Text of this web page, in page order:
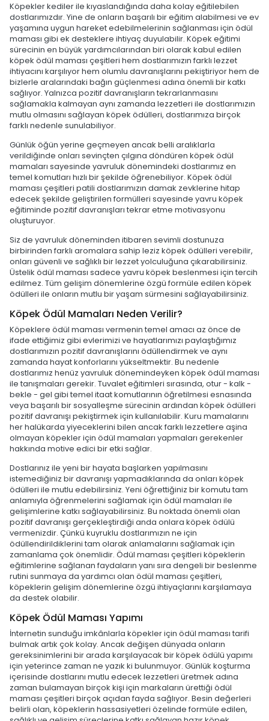
Köpekler kediler ile kıyaslandığında daha kolay eğitilebilen
dostlarımızdır. Yine de onların başarılı bir eğitim alabilmesi ve ev
yaşamına uygun hareket edebilmelerinin sağlanması için ödül
maması gibi ek desteklere ihtiyaç duyulabilir. Köpek eğitimi
sürecinin en büyük yardımcılarından biri olarak kabul edilen
köpek ödül maması çeşitleri hem dostlarımızın farklı lezzet
ihtiyacını karşılıyor hem olumlu davranışlarını pekiştiriyor hem de
bizlerle aralarındaki bağın güçlenmesi adına önemli bir katkı
sağlıyor. Yalnızca pozitif davranışların tekrarlanmasını
sağlamakla kalmayan aynı zamanda lezzetleri ile dostlarımızın
mutlu olmasını sağlayan köpek ödülleri, dostlarımıza birçok
farklı nedenle sunulabiliyor.
Günlük öğün yerine geçmeyen ancak belli aralıklarla
verildiğinde onları sevinçten çılgına döndüren köpek ödül
mamaları sayesinde yavruluk dönemindeki dostlarımız en
temel komutları hızlı bir şekilde öğrenebiliyor. Köpek ödül
maması çeşitleri patili dostlarımızın damak zevklerine hitap
edecek şekilde geliştirilen formülleri sayesinde yavru köpek
eğitiminde pozitif davranışları tekrar etme motivasyonu
oluşturuyor.
Siz de yavruluk döneminden itibaren sevimli dostunuza
birbirinden farklı aromalara sahip leziz köpek ödülleri verebilir,
onları güvenli ve sağlıklı bir lezzet yolculuğuna çıkarabilirsiniz.
Üstelik ödül maması sadece yavru köpek beslenmesi için tercih
edilmez. Tüm gelişim dönemlerine özgü formüle edilen köpek
ödülleri ile onların mutlu bir yaşam sürmesini sağlayabilirsiniz.
Köpek Ödül Mamaları Neden Verilir?
Köpeklere ödül maması vermenin temel amacı az önce de
ifade ettiğimiz gibi evlerimizi ve hayatlarımızı paylaştığımız
dostlarımızın pozitif davranışlarını ödüllendirmek ve aynı
zamanda hayat konforlarını yükseltmektir. Bu nedenle
dostlarımız henüz yavruluk dönemindeyken köpek ödül maması
ile tanışmaları gerekir. Tuvalet eğitimleri sırasında, otur - kalk -
bekle - gel gibi temel itaat komutlarının öğretilmesi esnasında
veya başarılı bir sosyalleşme sürecinin ardından köpek ödülleri
pozitif davranışı pekiştirmek için kullanılabilir. Kuru mamalarını
her halükarda yiyeceklerini bilen ancak farklı lezzetlere aşina
olmayan köpekler için ödül mamaları yapmaları gerekenler
hakkında motive edici bir etki sağlar.
Dostlarınız ile yeni bir hayata başlarken yapılmasını
istemediğiniz bir davranışı yapmadıklarında da onları köpek
ödülleri ile mutlu edebilirsiniz. Yeni öğrettiğiniz bir komutu tam
anlamıyla öğrenmelerini sağlamak için ödül mamaları ile
gelişimlerine katkı sağlayabilirsiniz. Bu noktada önemli olan
pozitif davranışı gerçekleştirdiği anda onlara köpek ödülü
vermenizdir. Çünkü kuyruklu dostlarımızın ne için
ödüllendirildiklerini tam olarak anlamalarını sağlamak için
zamanlama çok önemlidir. Ödül maması çeşitleri köpeklerin
eğitimlerine sağlanan faydaların yanı sıra dengeli bir beslenme
rutini sunmaya da yardımcı olan ödül maması çeşitleri,
köpeklerin gelişim dönemlerine özgü ihtiyaçlarını karşılamaya
da destek olabilir.
Köpek Ödül Maması Yapımı
İnternetin sunduğu imkânlarla köpekler için ödül maması tarifi
bulmak artık çok kolay. Ancak değişen dünyada onların
gereksinimlerini bir arada karşılayacak bir köpek ödülü yapımı
için yeterince zaman ne yazık ki bulunmuyor. Günlük koşturma
içerisinde dostlarını mutlu edecek lezzetleri üretmek adına
zaman bulamayan birçok kişi için markaların ürettiği ödül
maması çeşitleri birçok açıdan fayda sağlıyor. Besin değerleri
belirli olan, köpeklerin hassasiyetleri özelinde formüle edilen,